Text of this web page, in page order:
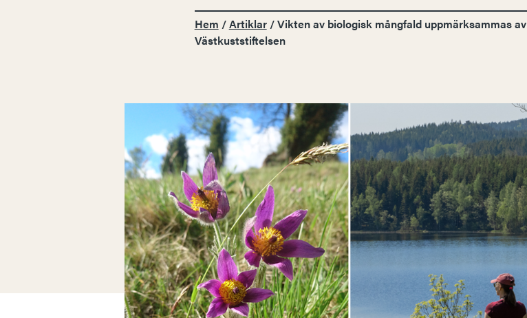
Hem /Artiklar/Vikten av biologisk mångfald uppmärksammas av
Västkuststiftelsen